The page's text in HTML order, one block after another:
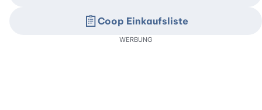
Coop Einkaufsliste
WERBUNG